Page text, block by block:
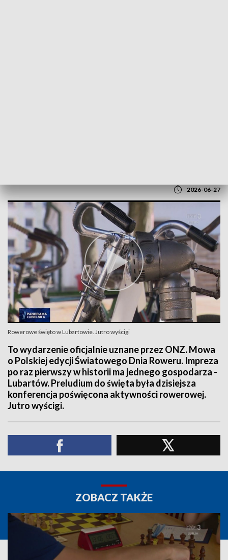
2026-06-27
Rowerowe święto w Lubartowie. Jutro wyścigi
To wydarzenie oficjalnie uznane przez ONZ. Mowa
o Polskiej edycji Światowego Dnia Roweru. Impreza
po raz pierwszy w historii ma jednego gospodarza -
Lubartów. Preludium do święta była dzisiejsza
konferencja poświęcona aktywności rowerowej.
Jutro wyścigi.
ZOBACZ TAKŻE